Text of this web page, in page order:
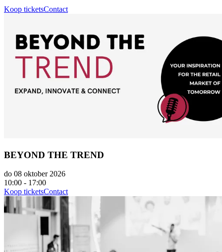
Koop ticketsContact
BEYOND THE TREND
do 08 oktober 2026
10:00 - 17:00
Koop ticketsContact